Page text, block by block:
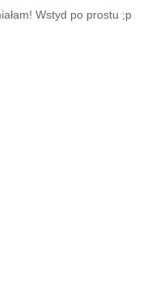
Wstyd po prostu ;p